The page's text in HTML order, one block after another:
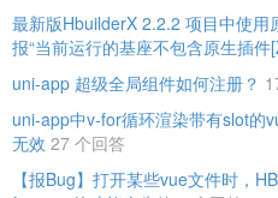
最新版HbuilderX 2.2.2 项目中使用
报“当前运行的基座不包含原生插件
uni-app 超级全局组件如何注册？
uni-app中v-for循环渲染带有slot的
无效 27 个回答
【报Bug】打开某些vue文件时，